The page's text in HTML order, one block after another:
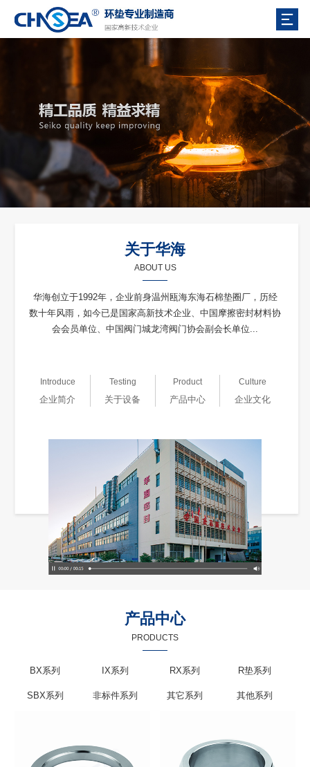
关于华海
ABOUT US
华海创立于1992年，企业前身温州瓯海东海石棉垫圈厂，历经
数十年风雨，如今已是国家高新技术企业、中国摩擦密封材料协
会会员单位、中国阀门城龙湾阀门协会副会长单位...
Introduce
企业简介
Testing
关于设备
Product
产品中心
Culture
企业文化
产品中心
PRODUCTS
BX系列 IX系列 RX系列 R垫系列
SBX系列 非标件系列 其它系列 其他系列